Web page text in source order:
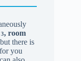
3, room
there is
you